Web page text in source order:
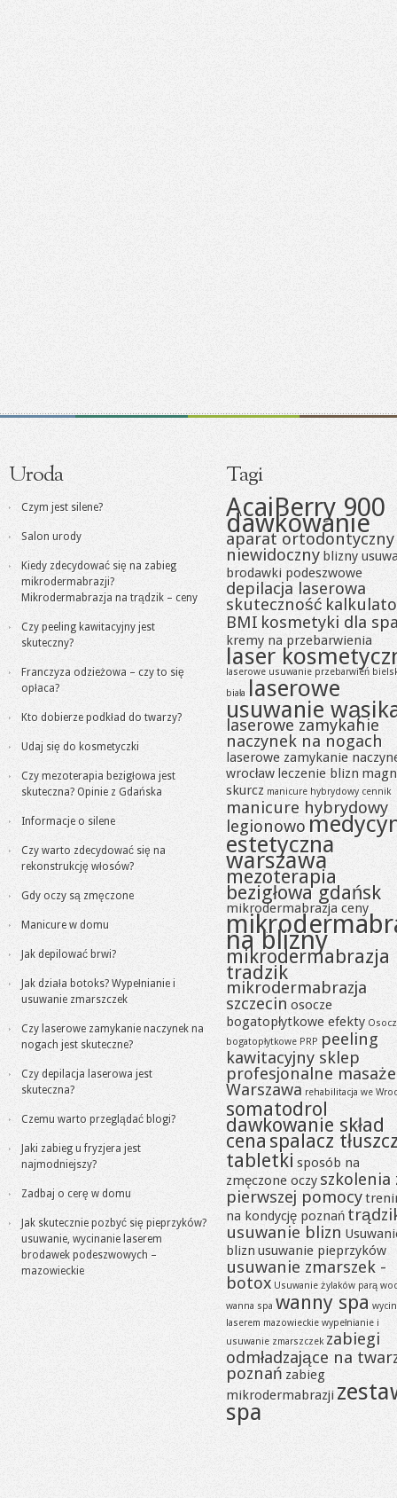
Uroda
Czym jest silene?
Salon urody
Kiedy zdecydować się na zabieg
mikrodermabrazji?
Mikrodermabrazja na trądzik – ceny
Czy peeling kawitacyjny jest
skuteczny?
Franczyza odzieżowa – czy to się
opłaca?
Kto dobierze podkład do twarzy?
Udaj się do kosmetyczki
Czy mezoterapia bezigłowa jest
skuteczna? Opinie z Gdańska
Informacje o silene
Czy warto zdecydować się na
rekonstrukcję włosów?
Gdy oczy są zmęczone
Manicure w domu
Jak depilować brwi?
Jak działa botoks? Wypełnianie i
usuwanie zmarszczek
Czy laserowe zamykanie naczynek na
nogach jest skuteczne?
Czy depilacja laserowa jest
skuteczna?
Czemu warto przeglądać blogi?
Jaki zabieg u fryzjera jest
najmodniejszy?
Zadbaj o cerę w domu
Jak skutecznie pozbyć się pieprzyków?
usuwanie, wycinanie laserem
brodawek podeszwowych –
mazowieckie
Tagi
AcaiBerry 900
dawkowanie
aparat ortodontyczny
niewidoczny blizny
brodawki podeszwowe
depilacja laserowa
skuteczność
BMI kosmetyki dla
kremy na przebarwienia
laser
laserowe usuwanie przebarwień
biała laserowe
usuwanie
laserowe zamykanie
naczynek na nogach
laserowe zamykanie
wrocław leczenie blizn
skurcz manicure hybrydowy cennik
manicure hybrydowy
legionowo
estetyczna
warszawa
mezoterapia
bezigłowa gdańsk
mikrodermabrazja ceny
na blizny
mikrodermabrazja
tradzik
mikrodermabrazja
szczecin osocze
bogatopłytkowe efekty
bogatopłytkowe PRP peeling
kawitacyjny sklep
profesjonalne masaże
Warszawa rehabilitacja we
somatodrol
dawkowanie skład
cena spalacz
tabletki sposób na
zmęczone oczy szkolenia
pierwszej pomocy
na kondycję poznań
usuwanie blizn
blizn usuwanie pieprzyków
usuwanie zmarszek -
botox Usuwanie żylaków parą
wanna spa wanny spa
laserem mazowieckie wypełnianie i
usuwanie zmarszczek zabiegi
odmładzające na
poznań zabieg
mikrodermabrazji
spa